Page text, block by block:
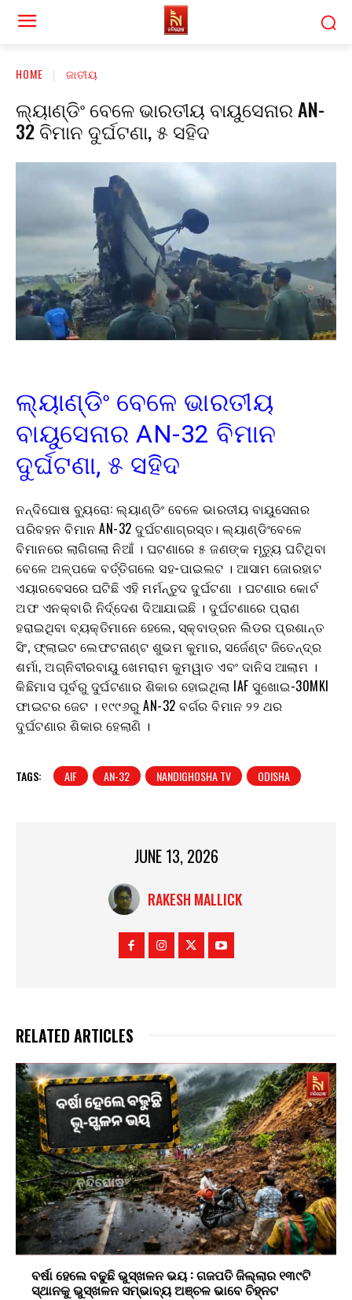
HOME ଜାତୀୟ
ଲ୍ୟାଣ୍ଡିଂ ବେଳେ ଭାରତୀୟ ବାୟୁସେନାର AN-
32 ବିମାନ ଦୁର୍ଘଟଣା, ୫ ସହିଦ
ଲ୍ୟାଣ୍ଡିଂ ବେଳେ ଭାରତୀୟ
ବାୟୁସେନାର AN-32 ବିମାନ
ଦୁର୍ଘଟଣା, ୫ ସହିଦ
ନନ୍ଦିଘୋଷ ବ୍ୟୁରୋ: ଲ୍ୟାଣ୍ଡିଂ ବେଳେ ଭାରତୀୟ ବାୟୁସେନାର
ପରିବହନ ବିମାନ AN-32 ଦୁର୍ଘଟଣାଗ୍ରସ୍ତ। ଲ୍ୟାଣ୍ଡିଂବେଳେ
ବିମାନରେ ଲାଗିଗଲା ନିଆଁ । ଘଟଣାରେ ୫ ଜଣଙ୍କ ମୃତ୍ୟୁ ଘଟିଥିବା
ବେଳେ ଅଳ୍ପକେ ବର୍ତ୍ତିଗଲେ ସହ-ପାଇଲଟ । ଆସାମ ଜୋରହାଟ
ଏୟାରବେସରେ ଘଟିଛି ଏହି ମର୍ମନ୍ତୁଦ ଦୁର୍ଘଟଣା । ଘଟଣାର କୋର୍ଟ
ଅଫ ଏନକ୍ବାରି ନିର୍ଦ୍ଦେଶ ଦିଆଯାଇଛି । ଦୁର୍ଘଟଣାରେ ପ୍ରାଣ
ହରାଇଥିବା ବ୍ୟକ୍ତିମାନେ ହେଲେ, ସ୍କ୍ବାଡ୍ରନ ଲିଡର ପ୍ରଶାନ୍ତ
ସିଂ, ଫ୍ଲାଇଟ ଲେଫଟନାଣ୍ଟ ଶୁଭମ କୁମାର, ସର୍ଜେଣ୍ଟ ଜିତେନ୍ଦ୍ର
ଶର୍ମା, ଅଗ୍ନିବୀରବାୟୁ ଖେମରାମ କୁମୱାତ ଏବଂ ଦାନିସ ଆଲାମ ।
କିଛିମାସ ପୂର୍ବରୁ ଦୁର୍ଘଟଣାର ଶିକାର ହୋଇଥିଲା IAF ସୁଖୋଇ-30MKI
ଫାଇଟର ଜେଟ । ୧୯୯୬ରୁ AN-32 ବର୍ଗର ବିମାନ ୨୨ ଥର
ଦୁର୍ଘଟଣାର ଶିକାର ହେଲାଣି ।
TAGS: AIF AN-32 NANDIGHOSHA TV ODISHA
JUNE 13, 2026
RAKESH MALLICK
RELATED ARTICLES
ବର୍ଷା ହେଲେ ବଢୁଛି ଭୁସ୍ଖଳନ ଭୟ : ଗଜପତି ଜିଲ୍ଲାର ୧୩୯ଟି
ସ୍ଥାନକୁ ଭୁସ୍ଖଳନ ସମ୍ଭାବ୍ୟ ଅଞ୍ଚଳ ଭାବେ ଚିହ୍ନଟ